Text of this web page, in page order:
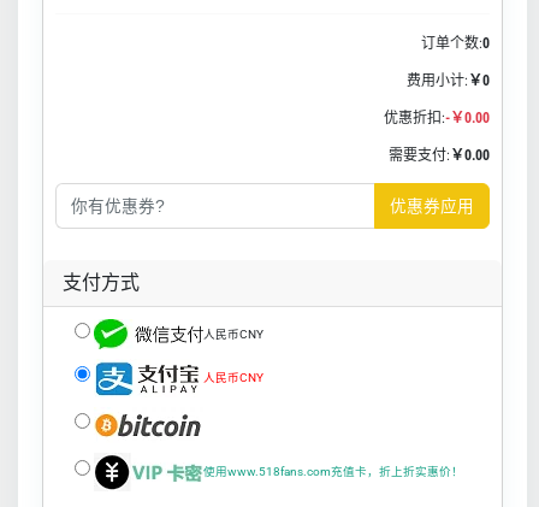
订单个数:0
费用小计: ￥0
优惠折扣:-￥0.00
需要支付: ￥0.00
优惠券应用
支付方式
人民币CNY
人民币CNY
使用www.518fans.com充值卡，折上折实惠价！